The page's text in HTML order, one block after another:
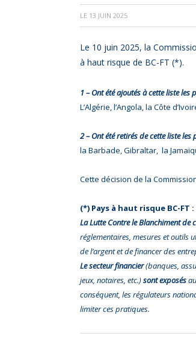
LE 13 JUIN 2025
Le 10 juin 2025, la
à haut risque de BC-FT (*).
1 – Ont été ajoutés à cette liste les
L’Algérie, l’Angola, la Côte
2 – Ont été retirés de cette liste les
la Barbade, Gibraltar, la
Cette décision de la
(*) Pays à haut risque BC-FT :
La Lutte Contre le Blanchiment de
réglementaires, mesures et outils
de l’argent et de financer des
Le secteur financier(banques,
jeux, notaires, etc.)sont exposés
conséquent, les régulateurs
limiter ces pratiques.